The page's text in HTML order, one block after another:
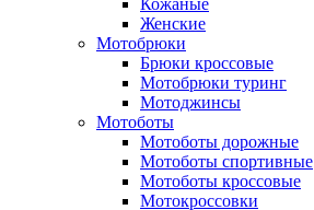
Кожаные
Женские
Мотобрюки
Брюки кроссовые
Мотобрюки туринг
Мотоджинсы
Мотоботы
Мотоботы дорожные
Мотоботы спортивные
Мотоботы кроссовые
Мотокроссовки